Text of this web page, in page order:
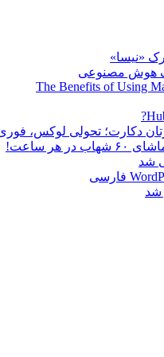
«نیسا»
هوش مصنوعی
The Benefits of Using
دکارت؛ تحولی لوکس،
ساعت!
شد
شد